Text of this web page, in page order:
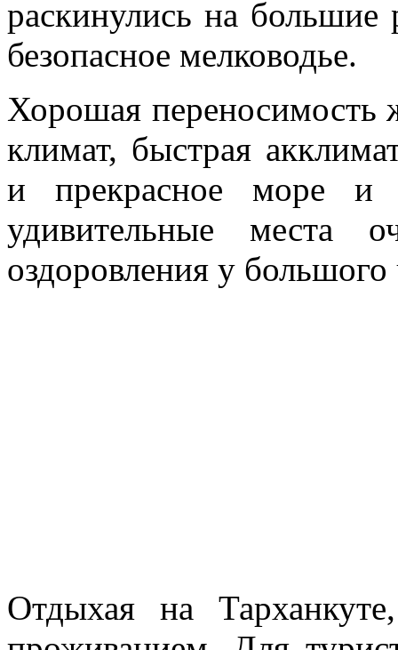
раскинулись на большие
безопасное мелководье.
Хорошая переносимость
климат, быстрая
и прекрасное море и
удивительные места
оздоровления у
Отдыхая на